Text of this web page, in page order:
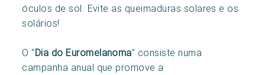
óculos de sol. Evite as queimaduras solares e os
solários!
O “Dia do Euromelanoma” consiste numa
campanha anual que promove a